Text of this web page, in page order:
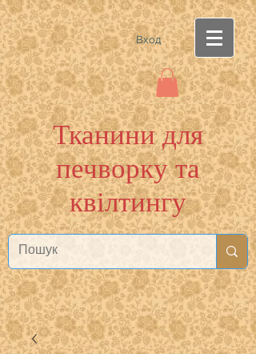
Вход
Тканини для
печворку та
квілтингу